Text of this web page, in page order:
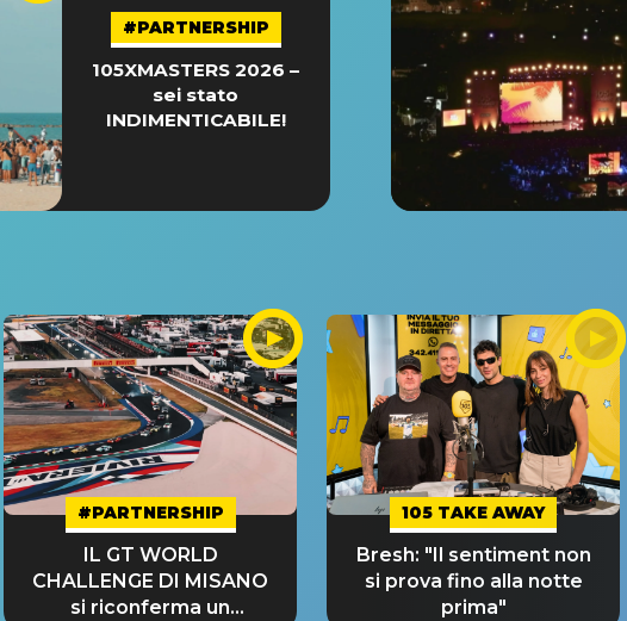
#PARTNERSHIP
105XMASTERS 2026 –
sei stato
INDIMENTICABILE!
#PARTNERSHIP
IL GT WORLD
CHALLENGE DI MISANO
si riconferma un
105 TAKE AWAY
Bresh: "Il sentiment non
si prova fino alla notte
prima"